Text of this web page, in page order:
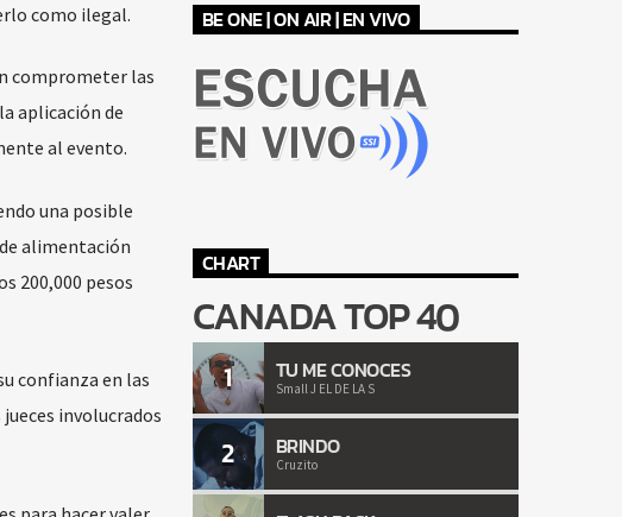
como ilegal.
comprometer las
aplicación de
al evento.
una posible
alimentación
200,000 pesos
confianza en las
involucrados
BE ONE | ON AIR | EN VIVO
CHART
CANADA TOP 40
1 TU ME CONOCES
Small J EL DE LA S
2 BRINDO
Cruzito